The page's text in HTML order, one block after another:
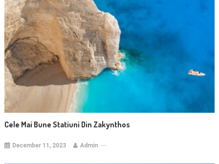
Cele Mai Bune Statiuni Din Zakynthos
December 11, 2023 Admin